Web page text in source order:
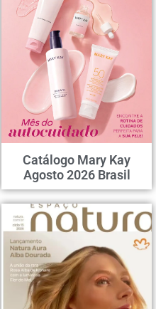
Catálogo Mary Kay
Agosto 2026 Brasil